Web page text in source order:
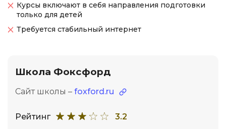
Курсы включают в себя направления подготовки
только для детей
Требуется стабильный интернет
Школа Фоксфорд
Сайт школы – foxford.ru
Рейтинг 3.2